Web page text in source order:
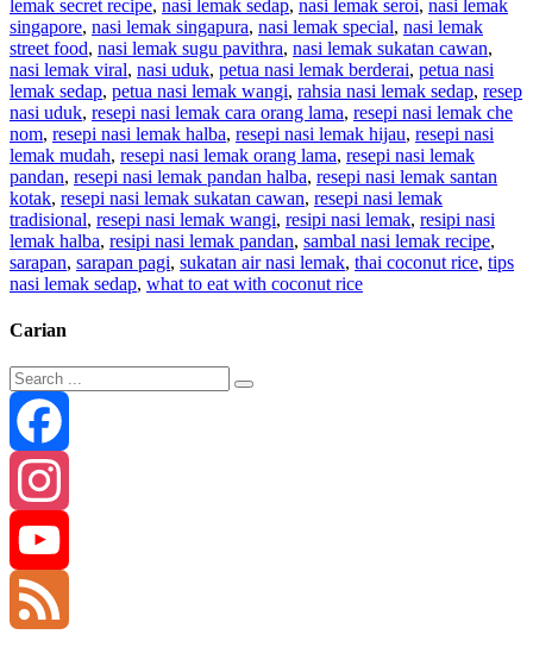
lemak secret recipe, nasi lemak sedap, nasi lemak seroi, nasi lemak
singapore, nasi lemak singapura, nasi lemak special, nasi lemak
street food, nasi lemak sugu pavithra, nasi lemak sukatan cawan,
nasi lemak viral, nasi uduk, petua nasi lemak berderai, petua nasi
lemak sedap, petua nasi lemak wangi, rahsia nasi lemak sedap, resep
nasi uduk, resepi nasi lemak cara orang lama, resepi nasi lemak che
nom, resepi nasi lemak halba, resepi nasi lemak hijau, resepi nasi
lemak mudah, resepi nasi lemak orang lama, resepi nasi lemak
pandan, resepi nasi lemak pandan halba, resepi nasi lemak santan
kotak, resepi nasi lemak sukatan cawan, resepi nasi lemak
tradisional, resepi nasi lemak wangi, resipi nasi lemak, resipi nasi
lemak halba, resipi nasi lemak pandan, sambal nasi lemak recipe,
sarapan, sarapan pagi, sukatan air nasi lemak, thai coconut rice, tips
nasi lemak sedap, what to eat with coconut rice
Carian
Facebook
Instagram
YouTube